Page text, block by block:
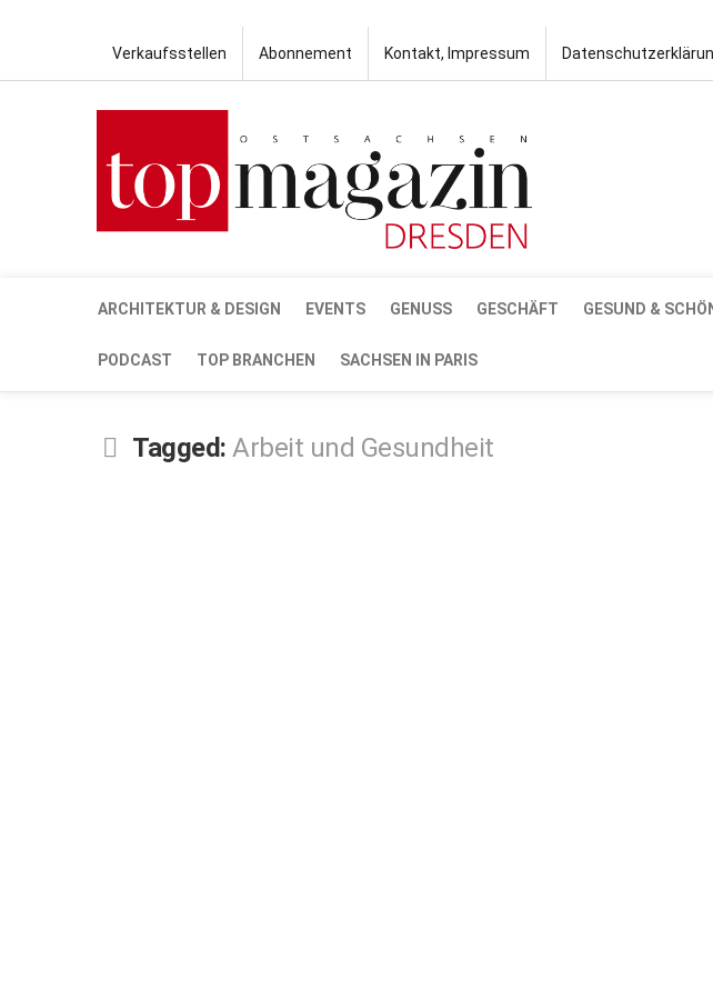
Verkaufsstellen Abonnement Kontakt, Impressum
ARCHITEKTUR & DESIGN EVENTS GENUSS GESCHÄFT GESUND &
PODCAST TOP BRANCHEN SACHSEN IN PARIS
Tagged: Arbeit und Gesundheit